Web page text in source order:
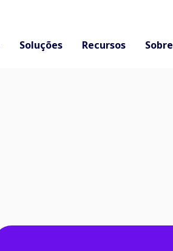
Soluções Recursos Sobre